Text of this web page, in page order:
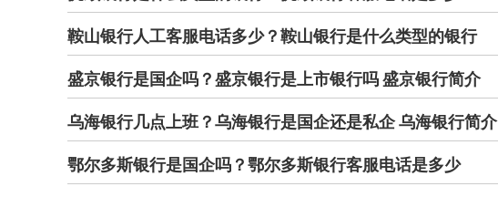
鞍山银行人工客服电话多少？鞍山银行是什么类型的银行
盛京银行是国企吗？盛京银行是上市银行吗 盛京银行简介
乌海银行几点上班？乌海银行是国企还是私企 乌海银行简介
鄂尔多斯银行是国企吗？鄂尔多斯银行客服电话是多少